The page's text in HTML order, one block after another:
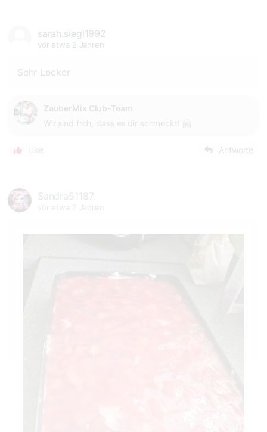
sarah.siegl1992
vor etwa 2 Jahren
Sehr Lecker
ZauberMix Club-Team
Wir sind froh, dass es dir schmeckt! 🤗
Like Antworte
Sandra51187
vor etwa 2 Jahren